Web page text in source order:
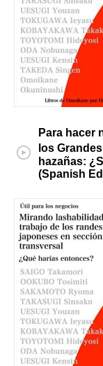
Para hacer
los
hazañas:
(Spanish